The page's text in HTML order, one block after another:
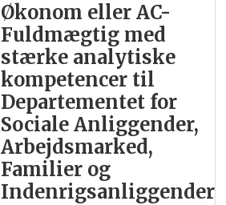
Økonom eller AC-
Fuldmægtig med
stærke analytiske
kompetencer til
Departementet for
Sociale Anliggender,
Arbejdsmarked,
Familier og
Indenrigsanliggender